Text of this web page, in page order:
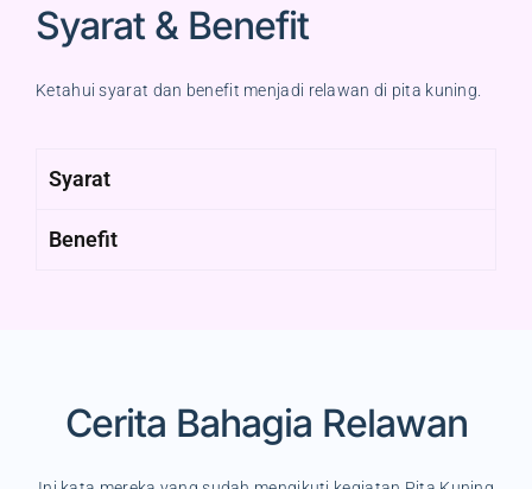
Syarat & Benefit
Ketahui syarat dan benefit menjadi relawan di pita kuning.
Syarat
Benefit
Cerita Bahagia Relawan